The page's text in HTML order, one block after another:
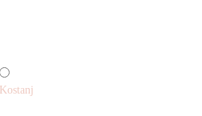
Kostanj